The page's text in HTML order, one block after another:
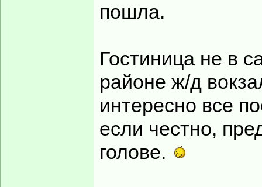
пошла.
Гостиница не в
районе ж/д
интересно все
если честно,
голове.